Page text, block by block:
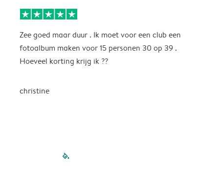
Zee goed maar duur . Ik moet voor een club een
fotoalbum maken voor 15 personen 30 op 39 .
Hoeveel korting krijg ik ??
christine
filled-pagination